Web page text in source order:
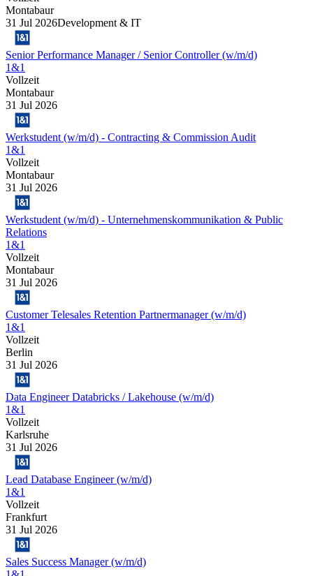
Montabaur
31 Jul 2026Development & IT
Senior Performance Manager / Senior Controller (w/m/d)
1&1
Vollzeit
Montabaur
31 Jul 2026
Werkstudent (w/m/d) - Contracting & Commission Audit
1&1
Vollzeit
Montabaur
31 Jul 2026
Werkstudent (w/m/d) - Unternehmenskommunikation & Public
Relations
1&1
Vollzeit
Montabaur
31 Jul 2026
Customer Telesales Retention Partnermanager (w/m/d)
1&1
Vollzeit
Berlin
31 Jul 2026
Data Engineer Databricks / Lakehouse (w/m/d)
1&1
Vollzeit
Karlsruhe
31 Jul 2026
Lead Database Engineer (w/m/d)
1&1
Vollzeit
Frankfurt
31 Jul 2026
Sales Success Manager (w/m/d)